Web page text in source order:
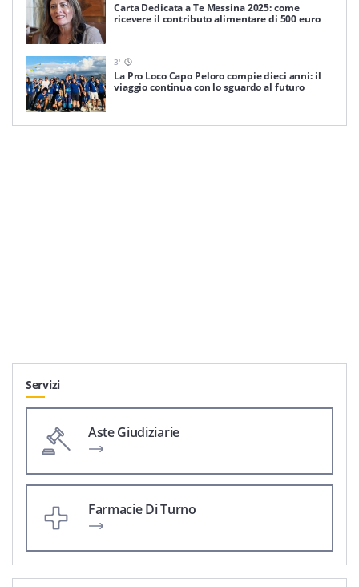
Carta Dedicata a Te Messina 2025: come
ricevere il contributo alimentare di 500 euro
3'
La Pro Loco Capo Peloro compie dieci anni: il
viaggio continua con lo sguardo al futuro
Servizi
Aste Giudiziarie
Farmacie Di Turno